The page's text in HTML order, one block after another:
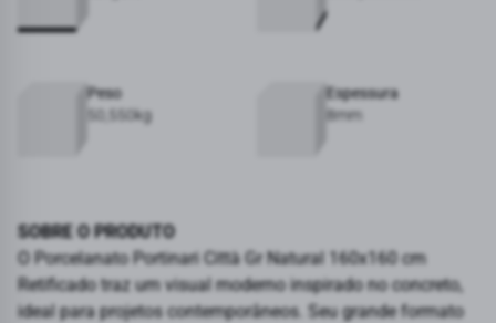
Peso
50,550kg
Espessura
8mm
SOBRE O PRODUTO
O Porcelanato Portinari Città Gr Natural 160x160 cm
Retificado traz um visual moderno inspirado no concreto,
ideal para projetos contemporâneos. Seu grande formato